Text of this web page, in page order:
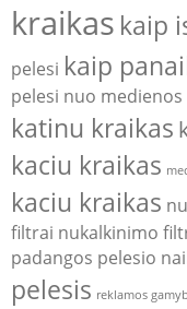
kraikas kaip
pelesi kaip
pelesi nuo medienos
katinu kraikas
kaciu kraikas
kaciu kraikas
filtrai nukalkinimo
padangos pelesio
pelesis reklamos